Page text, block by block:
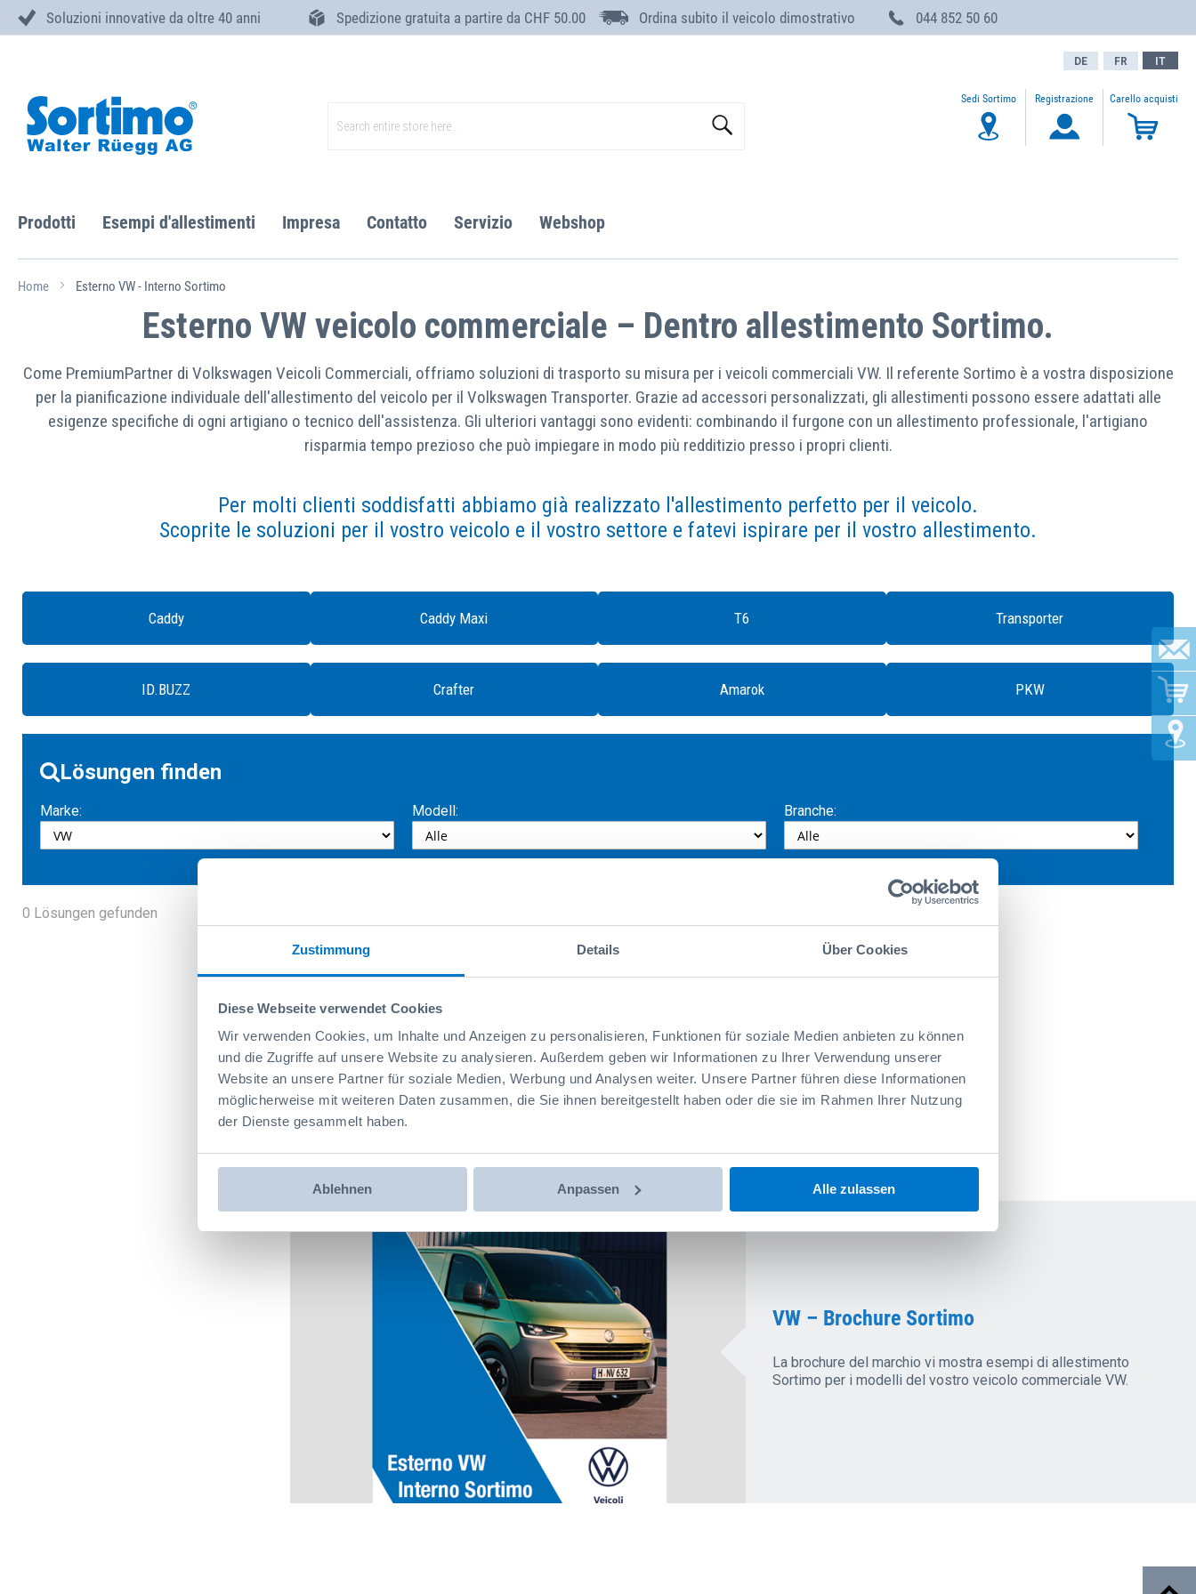
Zustimmung Details Über Cookies
Diese Webseite verwendet Cookies
Wir verwenden Cookies, um Inhalte und Anzeigen zu personalisieren, Funktionen für soziale Medien anbieten zu können
und die Zugriffe auf unsere Website zu analysieren. Außerdem geben wir Informationen zu Ihrer Verwendung unserer
Website an unsere Partner für soziale Medien, Werbung und Analysen weiter. Unsere Partner führen diese Informationen
möglicherweise mit weiteren Daten zusammen, die Sie ihnen bereitgestellt haben oder die sie im Rahmen Ihrer Nutzung
der Dienste gesammelt haben.
Ablehnen Anpassen Alle zulassen
Soluzioni innovative da oltre 40 anni Spedizione gratuita a partire da CHF 50.00 Ordina subito il veicolo dimostrativo 044 852 50 60
Content
Carello acquisti
Sedi Sortimo Registrazione
IT
DE FR
Prodotti Esempi d'allestimenti Impresa Contatto Servizio Webshop
Home Esterno VW - Interno Sortimo
Esterno VW veicolo commerciale – Dentro allestimento Sortimo.
Come PremiumPartner di Volkswagen Veicoli Commerciali, offriamo soluzioni di trasporto su misura per i veicoli commerciali VW. Il referente Sortimo è a vostra disposizione
per la pianificazione individuale dell'allestimento del veicolo per il Volkswagen Transporter. Grazie ad accessori personalizzati, gli allestimenti possono essere adattati alle
esigenze specifiche di ogni artigiano o tecnico dell'assistenza. Gli ulteriori vantaggi sono evidenti: combinando il furgone con un allestimento professionale, l'artigiano
risparmia tempo prezioso che può impiegare in modo più redditizio presso i propri clienti.
Per molti clienti soddisfatti abbiamo già realizzato l'allestimento perfetto per il veicolo.
Scoprite le soluzioni per il vostro veicolo e il vostro settore e fatevi ispirare per il vostro allestimento.
Caddy Caddy Maxi T6 Transporter
ID.BUZZ Crafter Amarok PKW
Lösungen finden
Marke: Modell: Branche:
0 Lösungen gefunden
Too Many Requests
The user has sent too many requests in a given amount of time.
Brochure del marchio Sortimo VW
VW – Brochure Sortimo
La brochure del marchio vi mostra esempi di allestimento
Sortimo per i modelli del vostro veicolo commerciale VW.